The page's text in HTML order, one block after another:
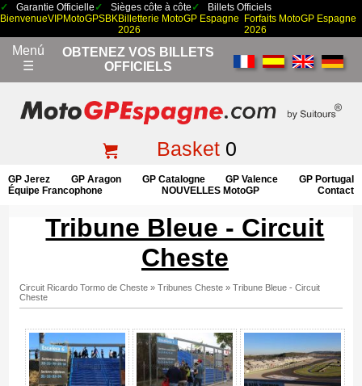
Garantie Officielle Sièges côte à côte
Billets Officiels
BienvenueVIPMotoGPSBKBilletterie MotoGP Espagne
2026
Forfaits MotoGP Espagne
2026
Menú
☰
OBTENEZ VOS BILLETS
OFFICIELS
Basket0
GP Jerez GP Aragon GP Catalogne GP Valence
GP Portugal
Équipe Francophone
NOUVELLES MotoGP Contact
Tribune Bleue - Circuit
Cheste
Circuit Ricardo Tormo de Cheste» Tribunes Cheste» Tribune Bleue - Circuit
Cheste